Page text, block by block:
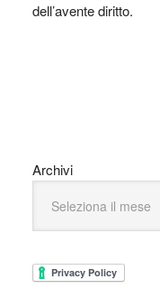
dell’avente diritto.
Archivi